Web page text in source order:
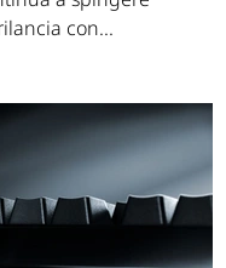
con...